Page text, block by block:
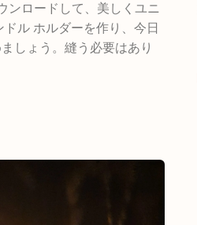
ンロードして、美しくユニ
ル ホルダーを作り、今日
しょう。縫う必要はあり